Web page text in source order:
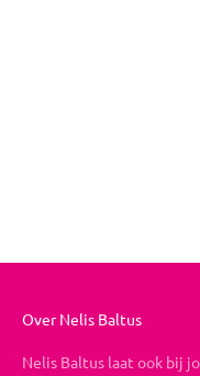
Over Nelis Baltus
Nelis Baltus laat ook bij